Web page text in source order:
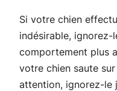
Si votre chien
indésirable,
comportement plus
votre chien saute
attention, ignorez-le